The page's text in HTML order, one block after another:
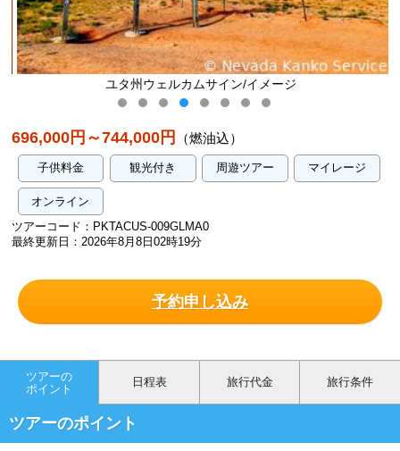
ユタ州ウェルカムサイン/イメージ
696,000円～744,000円 （燃油込）
子供料金 観光付き 周遊ツアー マイレージ
オンライン
ツアーコード：PKTACUS-009GLMA0
最終更新日：2026年8月8日02時19分
予約申し込み
ツアーの
ポイント
日程表 旅行代金 旅行条件
ツアーのポイント